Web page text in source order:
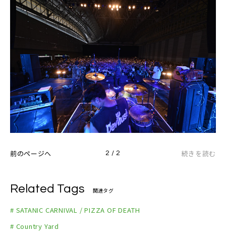
前のページへ 2 / 2 続きを読む
Related Tags 関連タグ
# SATANIC CARNIVAL / PIZZA OF DEATH
# Country Yard